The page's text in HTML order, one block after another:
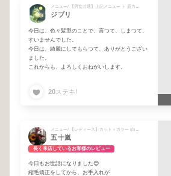
ジブリ
今日は、色々髪型のことで、言つて、しまつて、
すいませんでした。
今日は、綺麗にしてもらつて、ありがとうござい
ました。
これからも、よろしくおねがいします。
20ステキ!
五十嵐
長く来店しているお客様のレビュー
今日もお世話になりました😊
縮毛矯正をしてから、お手入れが